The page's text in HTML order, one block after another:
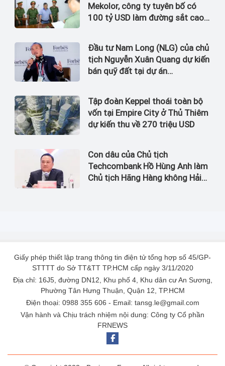
Mekolor, công ty tuyên bố có
100 tỷ USD làm đường sắt cao
Đầu tư Nam Long (NLG) của chủ
tịch Nguyễn Xuân Quang dự kiến
bán quỹ đất tại dự án
Tập đoàn Keppel thoái toàn bộ
vốn tại Empire City ở Thủ Thiêm
dự kiến thu về 270 triệu USD
Con dâu của Chủ tịch
Techcombank Hồ Hùng Anh làm
Chủ tịch Hãng Hàng không Hải
Giấy phép thiết lập trang thông tin điện tử tổng hợp số 45/GP-
STTTT do Sở TT&TT TP.HCM cấp ngày 3/11/2020
Địa chỉ: 16J5, đường DN12, Khu phố 4, Khu dân cư An Sương,
Phường Tân Hưng Thuận, Quận 12, TP.HCM
Điện thoại: 0988 355 606 - Email: tansg.le@gmail.com
Vận hành và Chịu trách nhiệm nội dung: Công ty Cổ phần
FRNEWS